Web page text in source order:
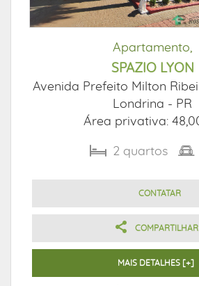
Apartamento,
SPAZIO LYON
Avenida Prefeito Milton
Londrina - PR
Área privativa:
2 quartos
CONTATAR
COMPARTILHAR
MAIS DETALHES [+]